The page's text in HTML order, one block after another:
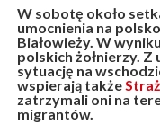
W sobotę około
umocnienia na
Białowieży. W
polskich żołnierzy. Z
sytuację na
wspierają także
zatrzymali oni na
migrantów.